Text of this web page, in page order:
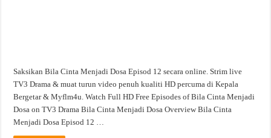
Saksikan Bila Cinta Menjadi Dosa Episod 12 secara online. Strim live
TV3 Drama & muat turun video penuh kualiti HD percuma di Kepala
Bergetar & Myflm4u. Watch Full HD Free Episodes of Bila Cinta Menjadi
Dosa on TV3 Drama Bila Cinta Menjadi Dosa Overview Bila Cinta
Menjadi Dosa Episod 12 …